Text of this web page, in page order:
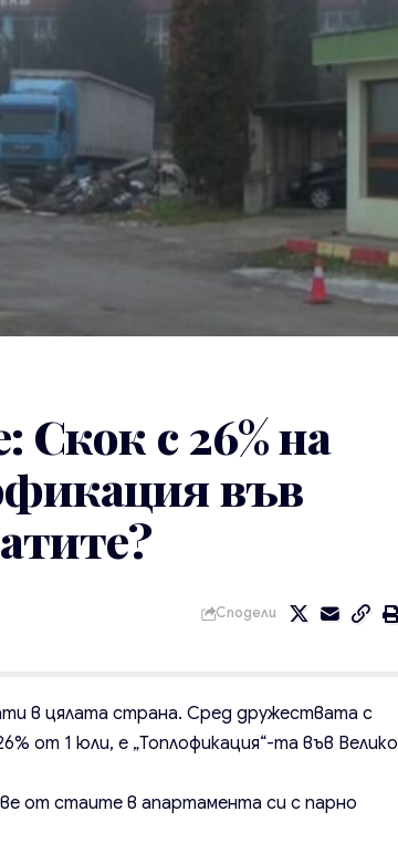
Скок с 26% на
във
Сподели
в цялата страна. Сред дружествата с
от 1 юли, е „Топлофикация“-та във Велико
от стаите в апартамента си с парно